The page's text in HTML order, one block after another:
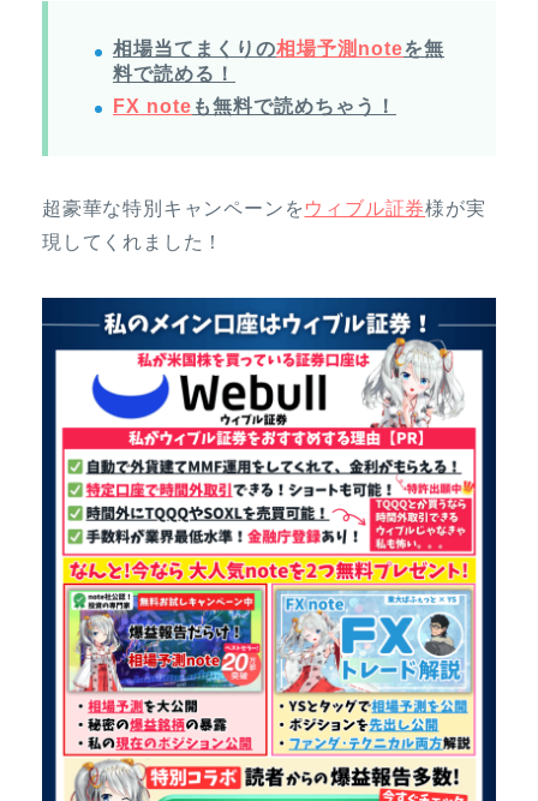
相場当てまくりの相場予測noteを無
料で読める！
FX note も無料で読めちゃう！
超豪華な特別キャンペーンを ウィブル証券様が実
現してくれました！